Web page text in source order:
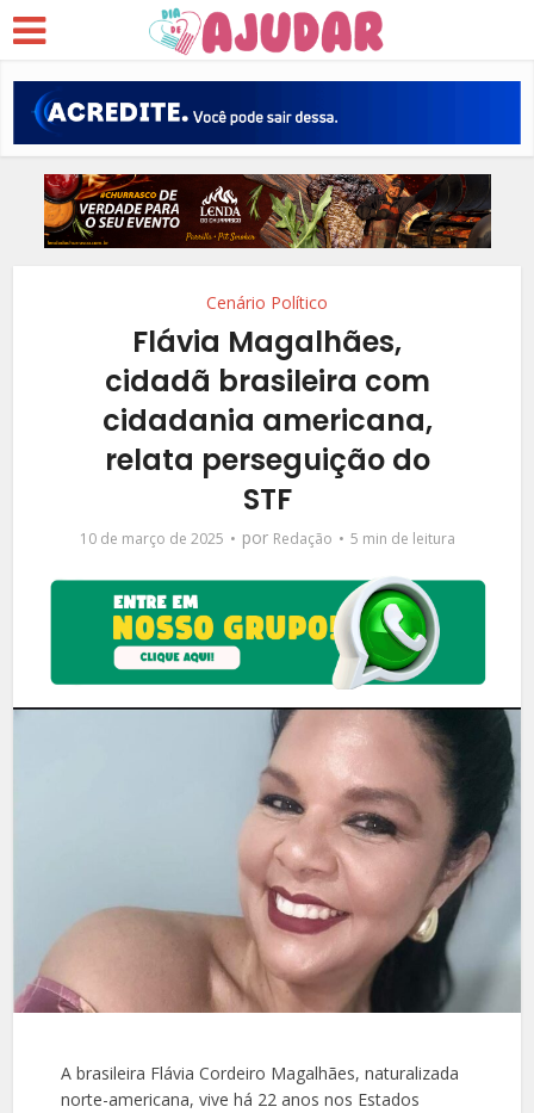
Cenário Político
Flávia Magalhães,
cidadã brasileira com
cidadania americana,
relata perseguição do
STF
10 de março de 2025 por Redação 5 min de leitura
A brasileira Flávia Cordeiro Magalhães, naturalizada
norte-americana, vive há 22 anos nos Estados